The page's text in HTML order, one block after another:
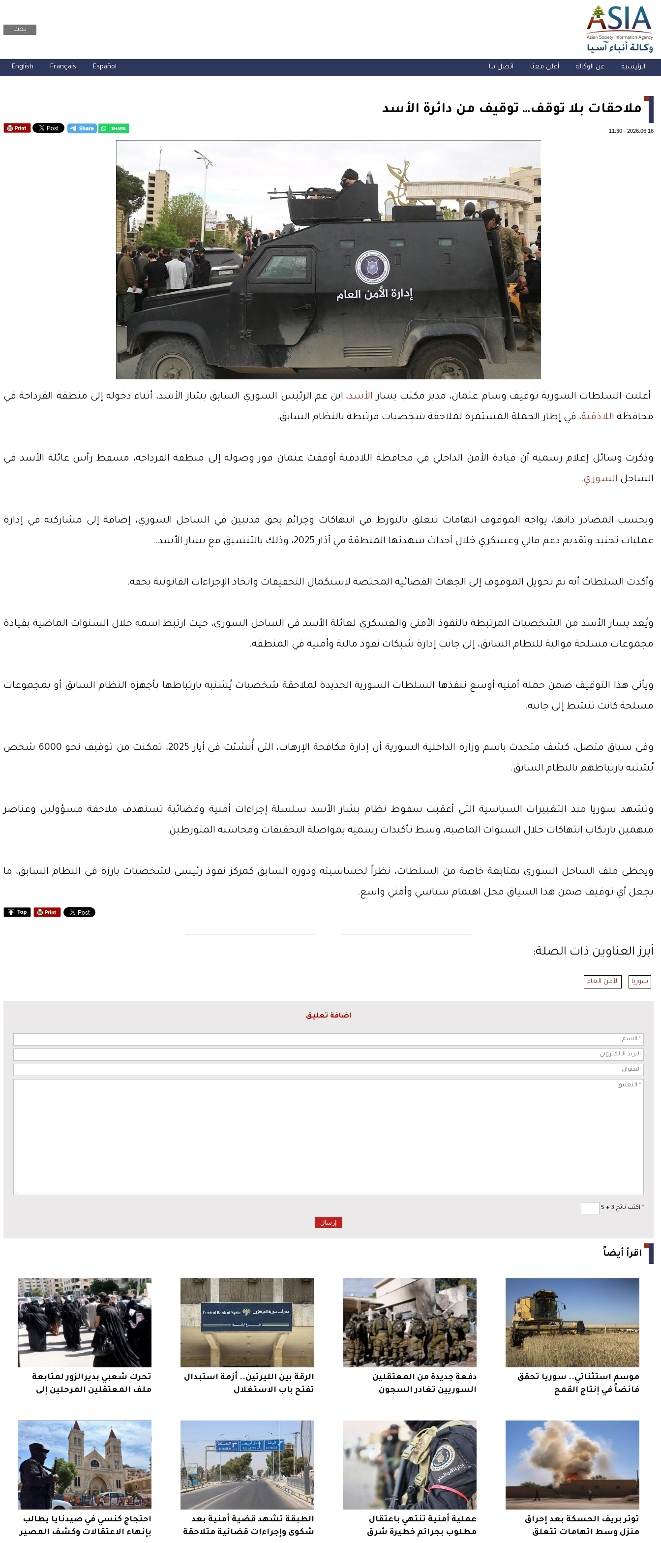
بحث
الرئيسية عن الوكالة أعلن معنا اتصل بنا English Français Español
ملاحقات بلا توقف… توقيف من دائرة الأسد
2026.06.16
-
11:30
أعلنت السلطات السورية توقيف وسام عثمان، مدير مكتب يسار الأسد، ابن عم الرئيس السوري السابق بشار الأسد، أثناء دخوله إلى منطقة القرداحة في
محافظة اللاذقية، في إطار الحملة المستمرة لملاحقة شخصيات مرتبطة بالنظام السابق.
وذكرت وسائل إعلام رسمية أن قيادة الأمن الداخلي في محافظة اللاذقية أوقفت عثمان فور وصوله إلى منطقة القرداحة، مسقط رأس عائلة الأسد في
الساحل السوري.
وبحسب المصادر ذاتها، يواجه الموقوف اتهامات تتعلق بالتورط في انتهاكات وجرائم بحق مدنيين في الساحل السوري، إضافة إلى مشاركته في إدارة
عمليات تجنيد وتقديم دعم مالي وعسكري خلال أحداث شهدتها المنطقة في آذار 2025، وذلك بالتنسيق مع يسار الأسد.
وأكدت السلطات أنه تم تحويل الموقوف إلى الجهات القضائية المختصة لاستكمال التحقيقات واتخاذ الإجراءات القانونية بحقه.
ويُعد يسار الأسد من الشخصيات المرتبطة بالنفوذ الأمني والعسكري لعائلة الأسد في الساحل السوري، حيث ارتبط اسمه خلال السنوات الماضية بقيادة
مجموعات مسلحة موالية للنظام السابق، إلى جانب إدارة شبكات نفوذ مالية وأمنية في المنطقة.
ويأتي هذا التوقيف ضمن حملة أمنية أوسع تنفذها السلطات السورية الجديدة لملاحقة شخصيات يُشتبه بارتباطها بأجهزة النظام السابق أو بمجموعات
مسلحة كانت تنشط إلى جانبه.
وفي سياق متصل، كشف متحدث باسم وزارة الداخلية السورية أن إدارة مكافحة الإرهاب، التي أُنشئت في أيار 2025، تمكنت من توقيف نحو 6000 شخص
يُشتبه بارتباطهم بالنظام السابق.
وتشهد سوريا منذ التغييرات السياسية التي أعقبت سقوط نظام بشار الأسد سلسلة إجراءات أمنية وقضائية تستهدف ملاحقة مسؤولين وعناصر
متهمين بارتكاب انتهاكات خلال السنوات الماضية، وسط تأكيدات رسمية بمواصلة التحقيقات ومحاسبة المتورطين.
ويحظى ملف الساحل السوري بمتابعة خاصة من السلطات، نظراً لحساسيته ودوره السابق كمركز نفوذ رئيسي لشخصيات بارزة في النظام السابق، ما
يجعل أي توقيف ضمن هذا السياق محل اهتمام سياسي وأمني واسع.
أبرز العناوين ذات الصلة:
سوريا الأمن العام
اضافة تعليق
* اكتب ناتج 3 +
اقرأ أيضاً
موسم استثنائي.. سوريا تحقق
فائضاً في إنتاج القمح
دفعة جديدة من المعتقلين
السوريين تغادر السجون
الرقة بين الليرتين.. أزمة استبدال
تفتح باب الاستغلال
تحرك شعبي بديرالزور لمتابعة
ملف المعتقلين المرحلين إلى
توتر بريف الحسكة بعد إحراق
منزل وسط اتهامات تتعلق
عملية أمنية تنتهي باعتقال
مطلوب بجرائم خطيرة شرق
الطبقة تشهد قضية أمنية بعد
شكوى وإجراءات قضائية متلاحقة
احتجاج كنسي في صيدنايا يطالب
بإنهاء الاعتقالات وكشف المصير